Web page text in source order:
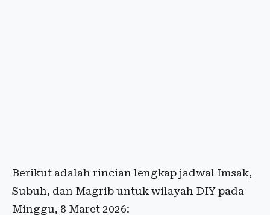
Berikut adalah rincian lengkap jadwal Imsak,
Subuh, dan Magrib untuk wilayah DIY pada
Minggu, 8 Maret 2026: